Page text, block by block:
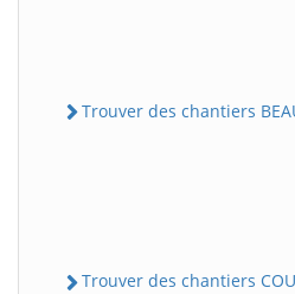
Trouver des chantiers
Trouver des chantiers